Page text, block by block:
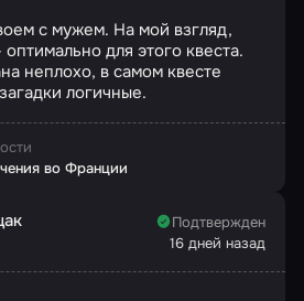
с мужем. На мой взгляд,
для этого квеста.
неплохо, в самом квесте
логичные.
во Франции
Подтвержден
16 дней назад